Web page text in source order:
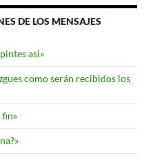
DE LOS MENSAJES
asi»
como serán recibidos los
fin»